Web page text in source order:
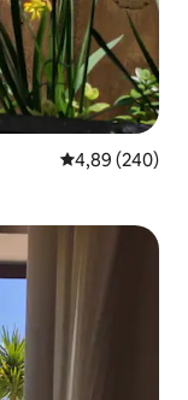
4,89 av 5 i
4,89 (240)